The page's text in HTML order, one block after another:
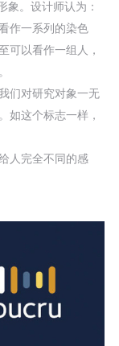
象。设计师认为：
作一系列的染色
可以看作一组人，
们对研究对象一无
如这个标志一样，
人完全不同的感